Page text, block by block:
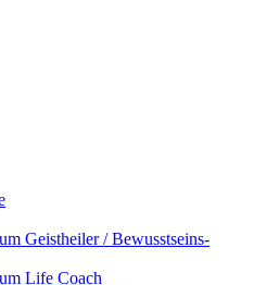
Geistheiler / Bewusstseins-
Life Coach